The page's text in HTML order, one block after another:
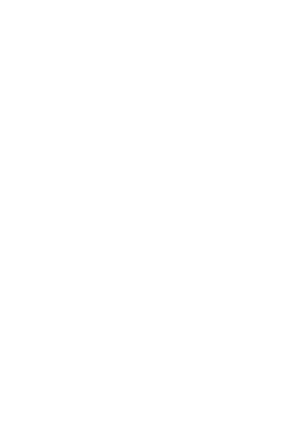
na Madeira